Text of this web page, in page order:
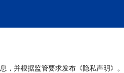
，并根据监管要求发布《隐私声明》